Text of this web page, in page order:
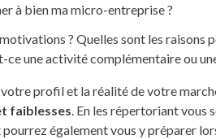
à bien ma micro-entreprise ?
? Quelles sont les raisons
ce une activité complémentaire ou
profil et la réalité de votre
faiblesses . En les répertoriant vous
également vous y préparer